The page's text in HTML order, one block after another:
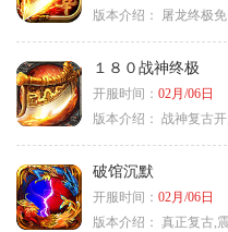
版本介绍：
屠龙终极
１８０战神终极
开服时间： 02月/06日
版本介绍： 战神复古
破馆沉默
开服时间： 02月/06日
版本介绍： 真正复古,震